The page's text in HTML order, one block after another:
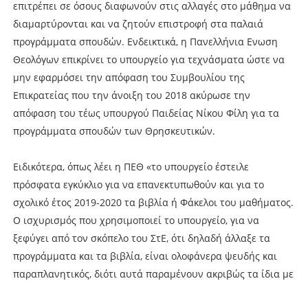
επιτρέπει σε όσους διαφωνούν στις αλλαγές στο μάθημα να
διαμαρτύρονται και να ζητούν επιστροφή στα παλαιά
προγράμματα σπουδών. Ενδεικτικά, η Πανελλήνια Ενωση
Θεολόγων επικρίνει το υπουργείο για τεχνάσματα ώστε να
μην εφαρμόσει την απόφαση του Συμβουλίου της
Επικρατείας που την άνοιξη του 2018 ακύρωσε την
απόφαση του τέως υπουργού Παιδείας Νίκου Φίλη για τα
προγράμματα σπουδών των Θρησκευτικών.
Ειδικότερα, όπως λέει η ΠΕΘ «το υπουργείο έστειλε
πρόσφατα εγκύκλιο για να επανεκτυπωθούν και για το
σχολικό έτος 2019-2020 τα βιβλία ή Φάκελοι του μαθήματος.
Ο ισχυρισμός που χρησιμοποιεί το υπουργείο, για να
ξεφύγει από τον σκόπελο του ΣτΕ, ότι δηλαδή άλλαξε τα
προγράμματα και τα βιβλία, είναι ολοφάνερα ψευδής και
παραπλανητικός, διότι αυτά παραμένουν ακριβώς τα ίδια με